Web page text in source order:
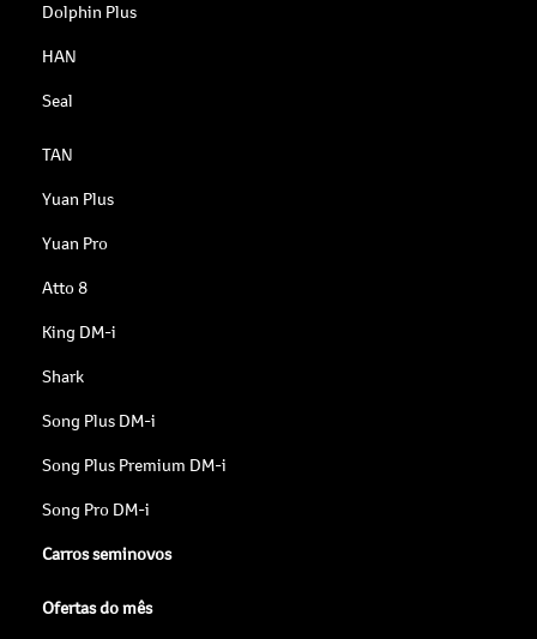
Dolphin Plus
HAN
Seal
TAN
Yuan Plus
Yuan Pro
Atto 8
King DM-i
Shark
Song Plus DM-i
Song Plus Premium DM-i
Song Pro DM-i
Carros seminovos
Ofertas do mês